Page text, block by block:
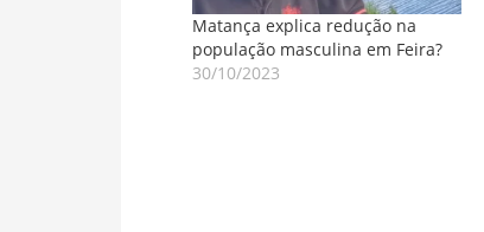
Matança explica redução na
população masculina em Feira?
30/10/2023